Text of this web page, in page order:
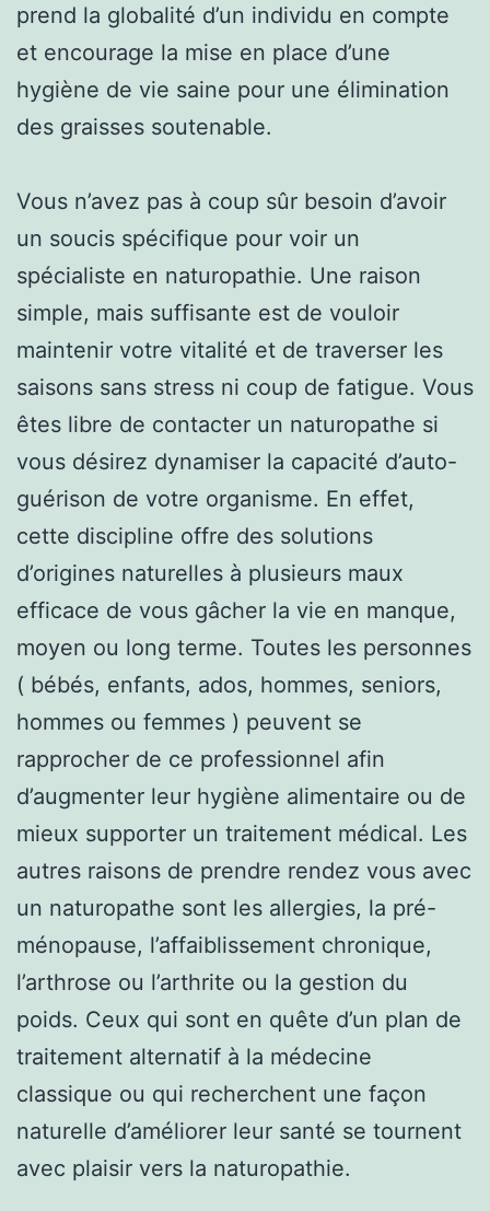
prend la globalité d’un individu en compte
et encourage la mise en place d’une
hygiène de vie saine pour une élimination
des graisses soutenable.
Vous n’avez pas à coup sûr besoin d’avoir
un soucis spécifique pour voir un
spécialiste en naturopathie. Une raison
simple, mais suffisante est de vouloir
maintenir votre vitalité et de traverser les
saisons sans stress ni coup de fatigue. Vous
êtes libre de contacter un naturopathe si
vous désirez dynamiser la capacité d’auto-
guérison de votre organisme. En effet,
cette discipline offre des solutions
d’origines naturelles à plusieurs maux
efficace de vous gâcher la vie en manque,
moyen ou long terme. Toutes les personnes
( bébés, enfants, ados, hommes, seniors,
hommes ou femmes ) peuvent se
rapprocher de ce professionnel afin
d’augmenter leur hygiène alimentaire ou de
mieux supporter un traitement médical. Les
autres raisons de prendre rendez vous avec
un naturopathe sont les allergies, la pré-
ménopause, l’affaiblissement chronique,
l’arthrose ou l’arthrite ou la gestion du
poids. Ceux qui sont en quête d’un plan de
traitement alternatif à la médecine
classique ou qui recherchent une façon
naturelle d’améliorer leur santé se tournent
avec plaisir vers la naturopathie.